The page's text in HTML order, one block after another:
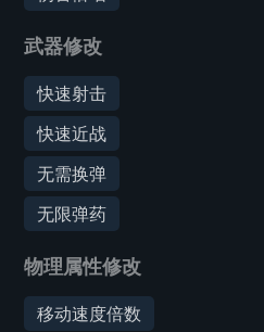
武器修改
快速射击
快速近战
无需换弹
无限弹药
物理属性修改
移动速度倍数